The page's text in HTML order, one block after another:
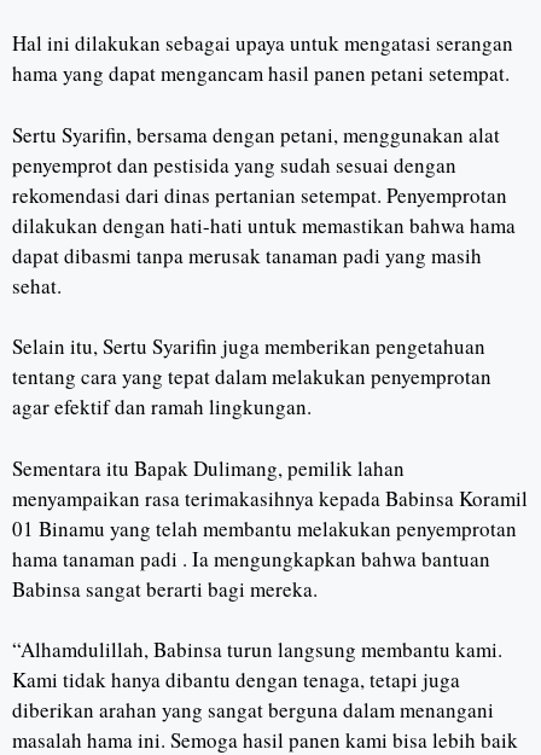
Hal ini dilakukan sebagai upaya untuk mengatasi serangan
hama yang dapat mengancam hasil panen petani setempat.
Sertu Syarifin, bersama dengan petani, menggunakan alat
penyemprot dan pestisida yang sudah sesuai dengan
rekomendasi dari dinas pertanian setempat. Penyemprotan
dilakukan dengan hati-hati untuk memastikan bahwa hama
dapat dibasmi tanpa merusak tanaman padi yang masih
sehat.
Selain itu, Sertu Syarifin juga memberikan pengetahuan
tentang cara yang tepat dalam melakukan penyemprotan
agar efektif dan ramah lingkungan.
Sementara itu Bapak Dulimang, pemilik lahan
menyampaikan rasa terimakasihnya kepada Babinsa Koramil
01 Binamu yang telah membantu melakukan penyemprotan
hama tanaman padi . Ia mengungkapkan bahwa bantuan
Babinsa sangat berarti bagi mereka.
“Alhamdulillah, Babinsa turun langsung membantu kami.
Kami tidak hanya dibantu dengan tenaga, tetapi juga
diberikan arahan yang sangat berguna dalam menangani
masalah hama ini. Semoga hasil panen kami bisa lebih baik